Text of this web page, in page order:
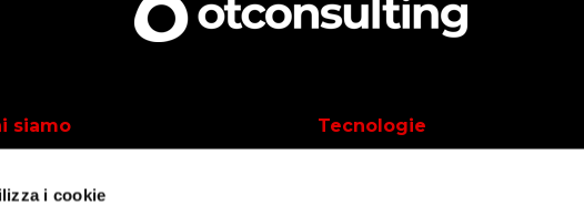
i cookie
siamo Tecnologie